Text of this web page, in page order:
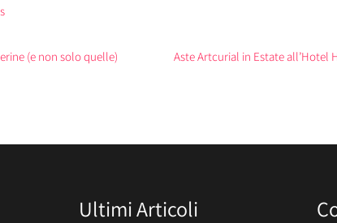
di Grave
(e non solo quelle) Aste Artcurial in Estate all’Hotel
Ultimi Articoli